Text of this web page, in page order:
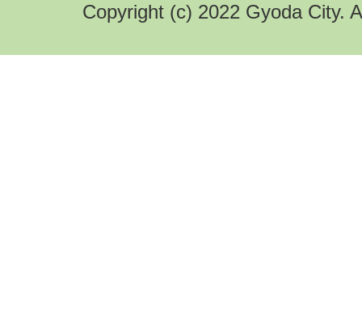
Copyright (c) 2022 Gyoda City.